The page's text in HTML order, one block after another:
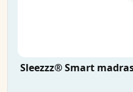
Sleezzz® Smart